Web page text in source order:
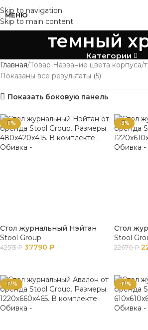
Skip to navigation
Skip to main content
МЕНЮ
темный
Категории
Главная Товар Название цвета корпуса
Показаны все результаты (5)
Показать боковую панель
-11%
Стол журнальный Нэйтан
Stool Group
42513₽ 37790 ₽
-3%
Стол
Stool
22670₽
-17% -17%